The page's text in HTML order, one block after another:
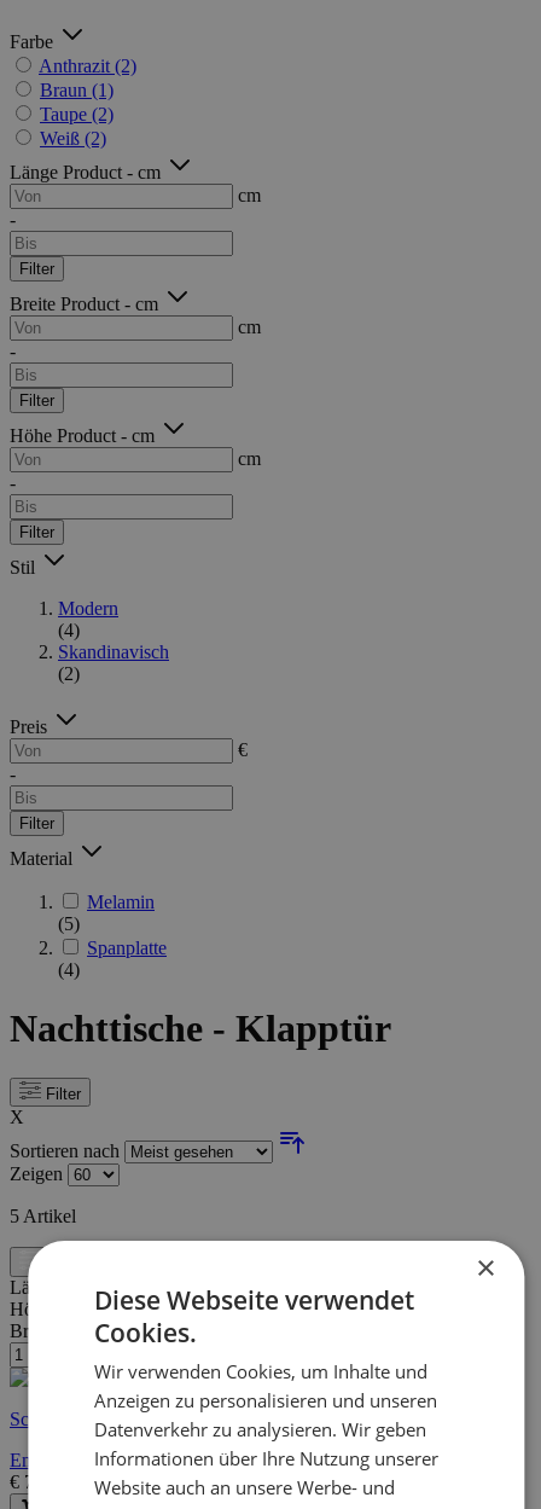
Farbe
Anthrazit (2)
Braun (1)
Taupe (2)
Weiß (2)
Länge Product - cm
cm
-
Filter
Breite Product - cm
cm
-
Filter
Höhe Product - cm
cm
-
Filter
Stil
Modern
(4)
Skandinavisch
(2)
Preis
€
-
Filter
Material
Melamin
(5)
Spanplatte
(4)
Nachttische - Klapptür
Filter
X
Sortieren nach
Zeigen
5 Artikel
Länge:
30 cm
Höhe:
55 cm
Breite/Tiefe:30 cm
Schnelle Lieferung
Ema Nachttisch | 100 % MELAMIN | Weiß, Hellmokka
€ 75,95 125,00
×
Diese Webseite verwendet
Cookies.
Wir verwenden Cookies, um Inhalte und
Anzeigen zu personalisieren und unseren
Datenverkehr zu analysieren. Wir geben
Informationen über Ihre Nutzung unserer
Website auch an unsere Werbe- und